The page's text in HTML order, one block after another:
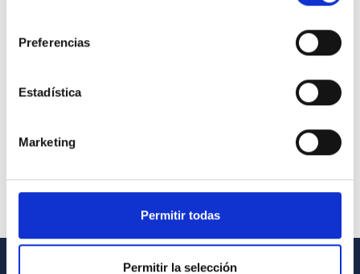
Preferencias
Estadística
Marketing
Permitir todas
Permitir la selección